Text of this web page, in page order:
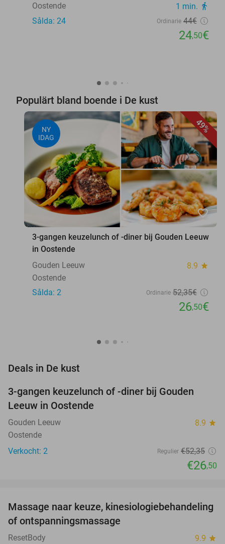
Oostende
1 min. directions_walk
Sålda: 24 Ordinarie 44€
24,50€
Populärt bland boende i De kust
49%
NY
IDAG
favorite_border
3-gangen keuzelunch of -diner bij Gouden Leeuw
in Oostende
Gouden Leeuw
8.9 star
Oostende
Sålda: 2
Ordinarie 52,35€
26,50€
Deals in De kust
NEW
TODAY
3-gangen keuzelunch of -diner bij Gouden
Leeuw in Oostende
Gouden Leeuw 8.9 star
Oostende
Verkocht: 2
Regulier €52,35
€26,50
50%
Massage naar keuze, kinesiologiebehandeling
of ontspanningsmassage
ResetBody 9.9 star